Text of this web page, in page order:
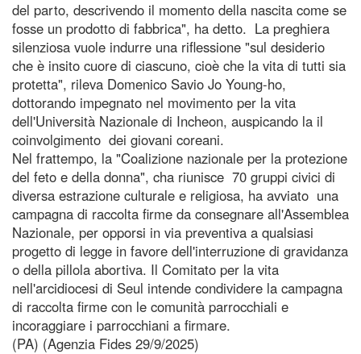
del parto, descrivendo il momento della nascita come se
fosse un prodotto di fabbrica", ha detto. La preghiera
silenziosa vuole indurre una riflessione "sul desiderio
che è insito cuore di ciascuno, cioè che la vita di tutti sia
protetta", rileva Domenico Savio Jo Young-ho,
dottorando impegnato nel movimento per la vita
dell'Università Nazionale di Incheon, auspicando la il
coinvolgimento dei giovani coreani.
Nel frattempo, la "Coalizione nazionale per la protezione
del feto e della donna", cha riunisce 70 gruppi civici di
diversa estrazione culturale e religiosa, ha avviato una
campagna di raccolta firme da consegnare all'Assemblea
Nazionale, per opporsi in via preventiva a qualsiasi
progetto di legge in favore dell'interruzione di gravidanza
o della pillola abortiva. Il Comitato per la vita
nell'arcidiocesi di Seul intende condividere la campagna
di raccolta firme con le comunità parrocchiali e
incoraggiare i parrocchiani a firmare.
(PA) (Agenzia Fides 29/9/2025)